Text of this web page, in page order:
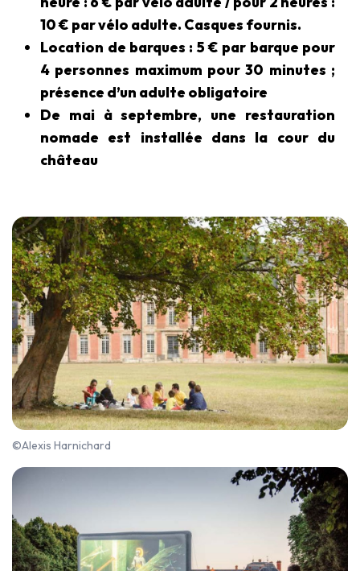
10 € par vélo adulte. Casques fournis.
Location de barques : 5 € par barque pour
4 personnes maximum pour 30 minutes ;
présence d’un adulte obligatoire
De mai à septembre, une restauration
nomade est installée dans la cour du
château
©Alexis Harnichard